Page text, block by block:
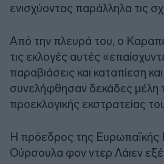
ενισχύοντας παράλληλα τις
Από την πλευρά του, ο
τις εκλογές αυτές
παραβιάσεις και καταπίεση
συνελήφθησαν δεκάδες μέλη
προεκλογικής εκστρατείας
Η πρόεδρος της Ευρωπαϊκής
Ούρσουλα φον ντερ Λάιεν